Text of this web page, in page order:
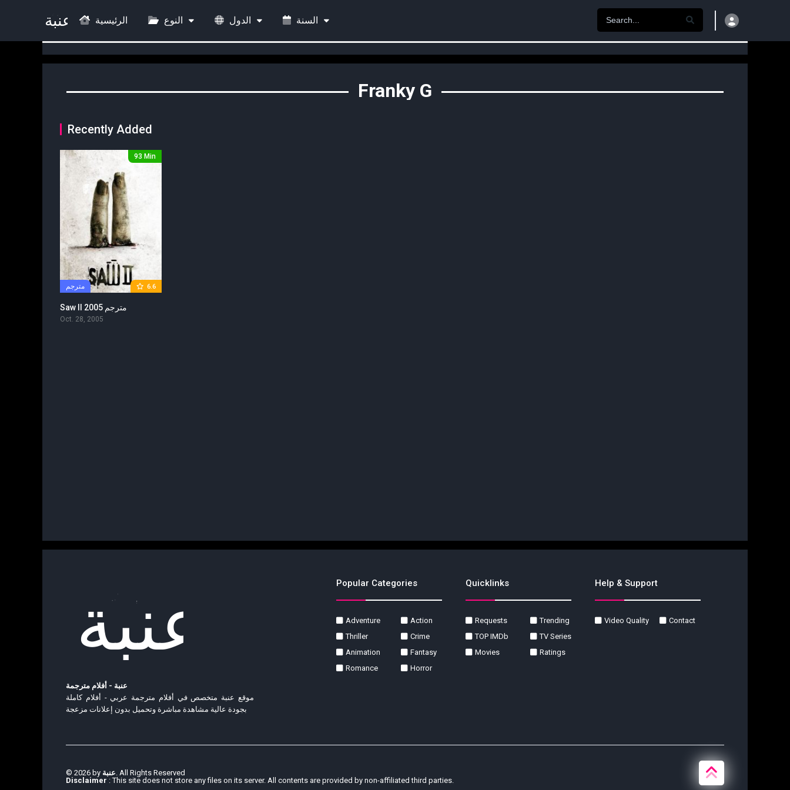
الرئيسية النوع الدول السنة
Franky G
Recently Added
6.6 مترجم
93 Min
Saw II 2005 مترجم
Oct. 28, 2005
Popular Categories
Adventure
Action
Thriller
Crime
Animation
Fantasy
Romance
Horror
Quicklinks
Requests
Trending
TOP IMDb
TV Series
Movies
Ratings
Help & Support
Video Quality Contact
عنبة - أفلام مترجمة
موقع عنبة متخصص في أفلام مترجمة عربي - أفلام كاملة
بجودة عالية مشاهدة مباشرة وتحميل بدون إعلانات مزعجة
© 2026 by عنبة. All Rights Reserved
Disclaimer : This site does not store any files on its server. All contents are provided by non-affiliated third parties.